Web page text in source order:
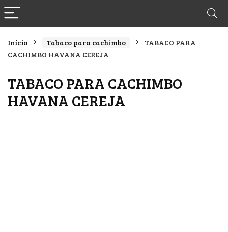
Início Tabaco para cachimbo
TABACO PARA
CACHIMBO HAVANA CEREJA
TABACO PARA CACHIMBO
HAVANA CEREJA